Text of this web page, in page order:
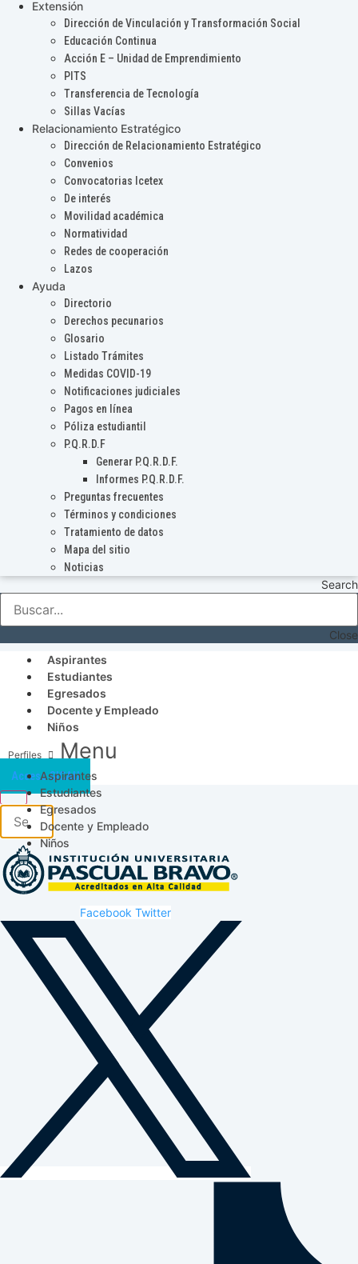
Extensión
Dirección de Vinculación y Transformación Social
Educación Continua
Acción E – Unidad de Emprendimiento
PITS
Transferencia de Tecnología
Sillas Vacías
Relacionamiento Estratégico
Dirección de Relacionamiento Estratégico
Convenios
Convocatorias Icetex
De interés
Movilidad académica
Normatividad
Redes de cooperación
Lazos
Ayuda
Directorio
Derechos pecunarios
Glosario
Listado Trámites
Medidas COVID-19
Notificaciones judiciales
Pagos en línea
Póliza estudiantil
P.Q.R.D.F
Generar P.Q.R.D.F.
Informes P.Q.R.D.F.
Preguntas frecuentes
Términos y condiciones
Tratamiento de datos
Mapa del sitio
Noticias
Search
Close
Aspirantes
Estudiantes
Egresados
Docente y Empleado
Niños
Menu
Aspirantes
Estudiantes
Egresados
Docente y Empleado
Niños
Acceso SICAU
Facebook Twitter